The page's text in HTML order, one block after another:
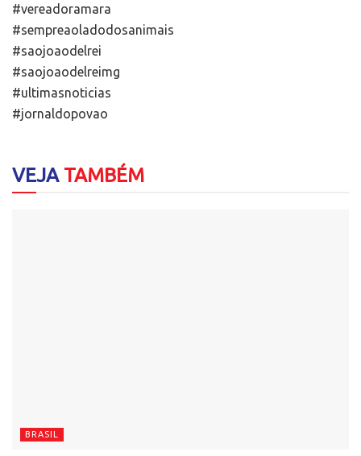
#vereadoramara
#sempreaoladodosanimais
#saojoaodelrei
#saojoaodelreimg
#ultimasnoticias
#jornaldopovao
VEJATAMBÉM
BRASIL